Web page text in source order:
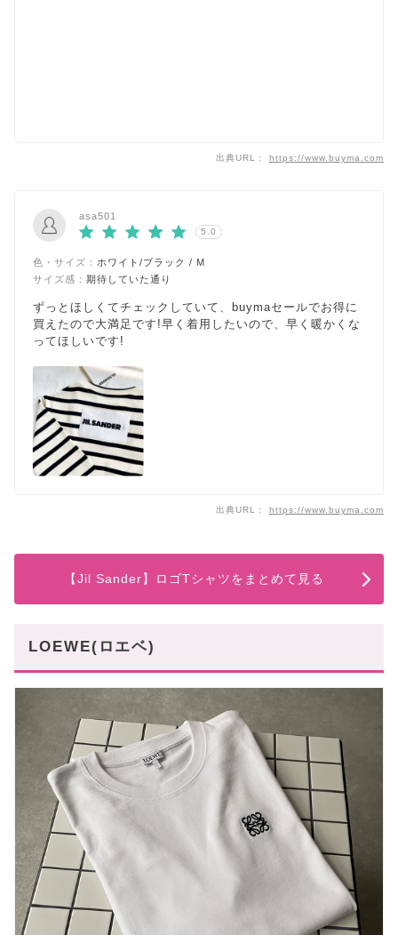
出典URL： https://www.buyma.com
asa501
5.0
色・サイズ： ホワイト/ブラック / M
サイズ感： 期待していた通り
ずっとほしくてチェックしていて、buymaセールでお得に
買えたので大満足です!早く着用したいので、早く暖かくな
ってほしいです!
出典URL： https://www.buyma.com
【Jil Sander】ロゴTシャツをまとめて見る
LOEWE(ロエベ)